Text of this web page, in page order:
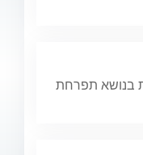
בנושא תפרחת